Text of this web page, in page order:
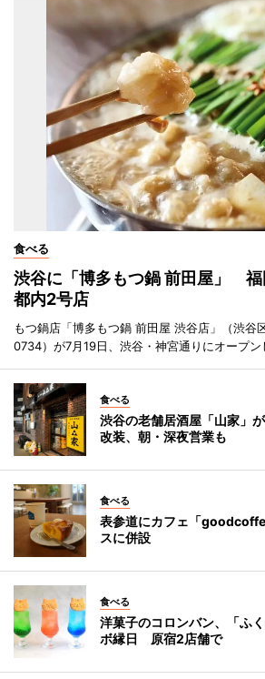
食べる
渋谷に「博多もつ鍋 前田屋」 福
都内2号店
もつ鍋店「博多もつ鍋 前田屋 渋谷店」（渋
0734）が7月19日、渋谷・神宮通りにオープン
食べる
渋谷の老舗居酒屋「山家」
改装、朝・深夜営業も
食べる
表参道にカフェ「
スに併設
食べる
洋菓子のコロンバン、「ふ
ボ縁日 原宿2店舗で